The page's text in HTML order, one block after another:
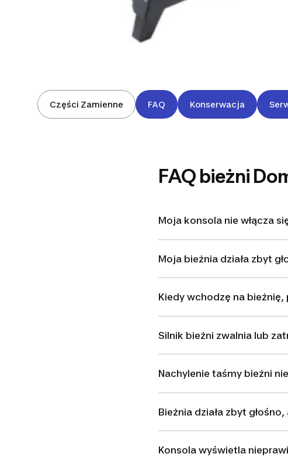
Części Zamienne FAQ Konserwacja
FAQ bieżni
Moja konsola nie włącza
Moja bieżnia działa zbyt
Kiedy wchodzę na
Silnik bieżni zwalnia lub
Nachylenie taśmy bieżni
Bieżnia działa zbyt
Konsola wyświetla